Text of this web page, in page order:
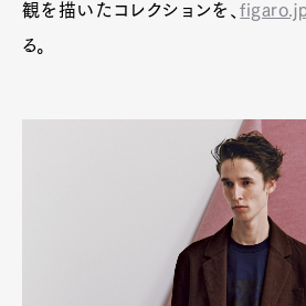
Pen Meet
観を描いたコレクションを、
る。